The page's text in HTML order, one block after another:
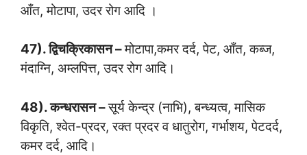
आँत, मोटापा, उदर रोग आदि ।
47). द्विचक्रिकासन –मोटापा,कमर दर्द, पेट, आँत, कब्ज,
मंदाग्नि, अम्लपित्त, उदर रोग आदि।
48). कन्धरासन –सूर्य केन्द्र (नाभि), बन्ध्यत्व, मासिक
विकृति, श्वेत-प्रदर, रक्त प्रदर व धातुरोग, गर्भाशय, पेटदर्द,
कमर दर्द, आदि।